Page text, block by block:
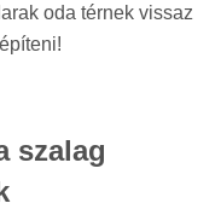
oda térnek vissaz
szalag